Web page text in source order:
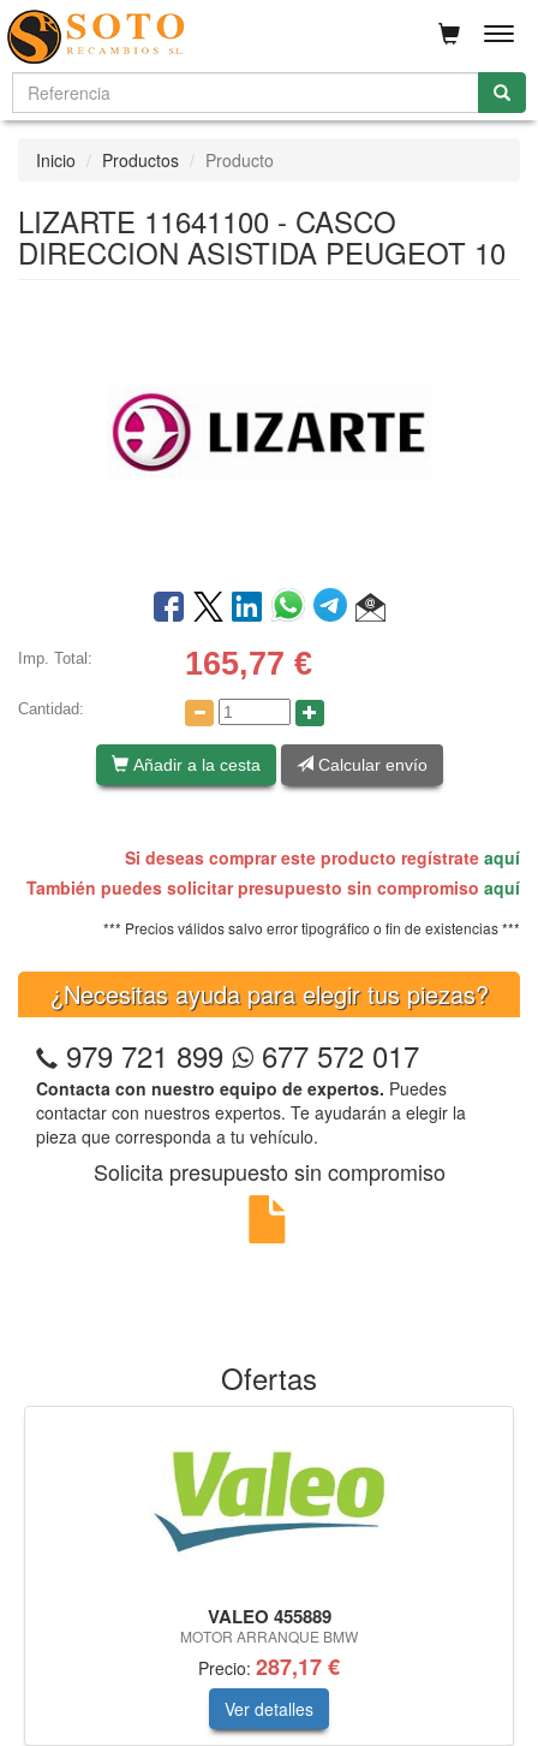
Inicio Productos Producto
LIZARTE 11641100 - CASCO
DIRECCION ASISTIDA PEUGEOT 10
Imp. Total: 165,77 €
Cantidad:
Añadir a la cesta Calcular envío
Si deseas comprar este producto regístrate aquí
También puedes solicitar presupuesto sin compromiso aquí
*** Precios válidos salvo error tipográfico o fin de existencias ***
¿Necesitas ayuda para elegir tus piezas?
979 721 899 677 572 017
Contacta con nuestro equipo de expertos. Puedes
contactar con nuestros expertos. Te ayudarán a elegir la
pieza que corresponda a tu vehículo.
Solicita presupuesto sin compromiso
Ofertas
VALEO 455889
MOTOR ARRANQUE BMW
Precio: 287,17 €
Ver detalles